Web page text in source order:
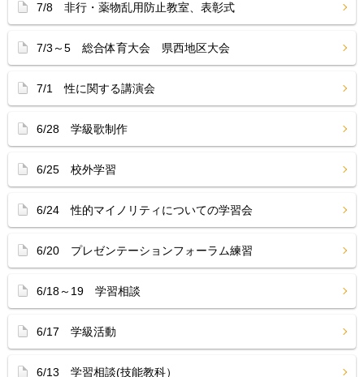
7/8 非行・薬物乱用防止教室、表彰式
7/3～5 総合体育大会 県西地区大会
7/1 性に関する講演会
6/28 学級歌制作
6/25 校外学習
6/24 性的マイノリティについての学習会
6/20 プレゼンテーションフォーラム練習
6/18～19 学習相談
6/17 学級活動
6/13 学習相談(技能教科）